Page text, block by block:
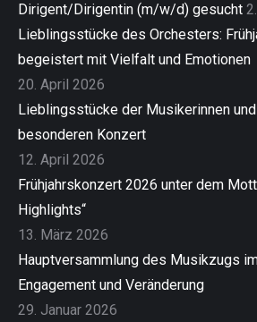
Dirigent/Dirigentin (m/w/d) gesucht
Lieblingsstücke des Orchesters:
begeistert mit Vielfalt und Emotionen
20. April 2026
Lieblingsstücke der Musikerinnen
besonderen Konzert
12. April 2026
Frühjahrskonzert 2026 unter dem
Highlights“
13. März 2026
Hauptversammlung des Musikzugs
Engagement und Veränderung
29. Januar 2026